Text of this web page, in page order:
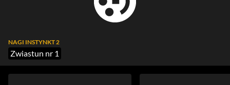
NAGI INSTYNKT 2
Zwiastun nr 1